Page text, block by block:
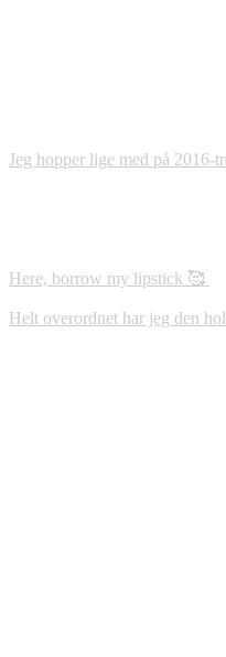
Jeg hopper lige med på 2016-
Here, borrow my lipstick 🥰
Helt overordnet har jeg den